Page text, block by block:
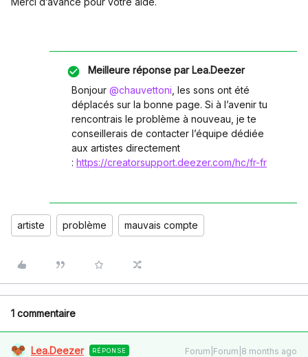
Meilleure réponse parLea.Deezer
Bonjour ​ @chauvettoni , les sons ont été
déplacés sur la bonne page. Si à l’avenir tu
rencontrais le problème à nouveau, je te
conseillerais de contacter l’équipe dédiée
aux artistes directement
: https://creatorsupport.deezer.com/hc/fr-fr
artiste problème mauvais compte
1 commentaire
Lea.Deezer RÉPONSE Forum|Forum|8 months ago